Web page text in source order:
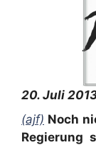
20. Juli
(ajf) Noch
Regierung